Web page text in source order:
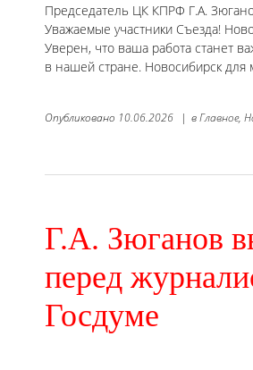
Председатель ЦК КПРФ Г.А.
Уважаемые участники Съезда!
Уверен, что ваша работа станет
в нашей стране. Новосибирск
Опубликовано 10.06.2026 | вГлавное,
Г.А. Зюганов
перед
Госдуме